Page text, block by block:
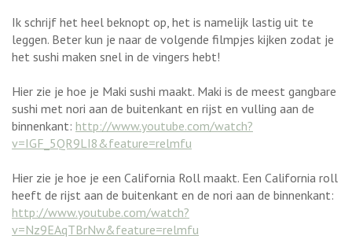
Ik schrijf het heel beknopt op, het is namelijk lastig uit te
leggen. Beter kun je naar de volgende filmpjes kijken zodat je
het sushi maken snel in de vingers hebt!
Hier zie je hoe je Maki sushi maakt. Maki is de meest gangbare
sushi met nori aan de buitenkant en rijst en vulling aan de
binnenkant: http://www.youtube.com/watch?
v=IGF_5QR9LI8&feature=relmfu
Hier zie je hoe je een California Roll maakt. Een California roll
heeft de rijst aan de buitenkant en de nori aan de binnenkant:
http://www.youtube.com/watch?
v=Nz9EAqTBrNw&feature=relmfu